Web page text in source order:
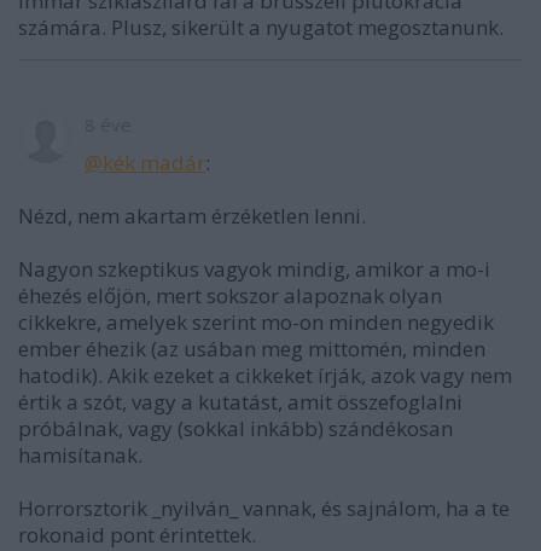
számára. Plusz, sikerült a nyugatot megosztanunk.
@kék madár:
Nézd, nem akartam érzéketlen lenni.
Nagyon szkeptikus vagyok mindig, amikor a mo-i
éhezés előjön, mert sokszor alapoznak olyan
cikkekre, amelyek szerint mo-on minden negyedik
ember éhezik (az usában meg mittomén, minden
hatodik). Akik ezeket a cikkeket írják, azok vagy nem
értik a szót, vagy a kutatást, amit összefoglalni
próbálnak, vagy (sokkal inkább) szándékosan
hamisítanak.
Horrorsztorik _nyilván_ vannak, és sajnálom, ha a te
rokonaid pont érintettek.